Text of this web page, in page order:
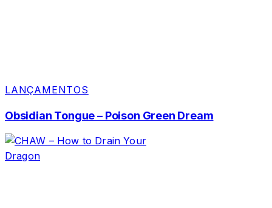
LANÇAMENTOS
Obsidian Tongue – Poison Green Dream